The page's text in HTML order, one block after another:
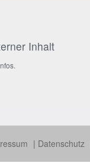
Inhalt
Datenschutz